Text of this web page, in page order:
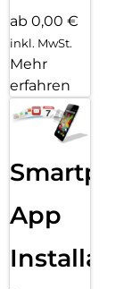
ab 0,00 €
inkl. MwSt.
Mehr
erfahren
App